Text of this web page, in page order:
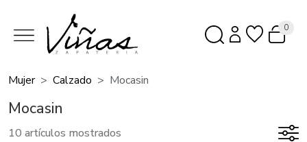
0
Mujer Calzado Mocasin
Mocasin
10 artículos mostrados